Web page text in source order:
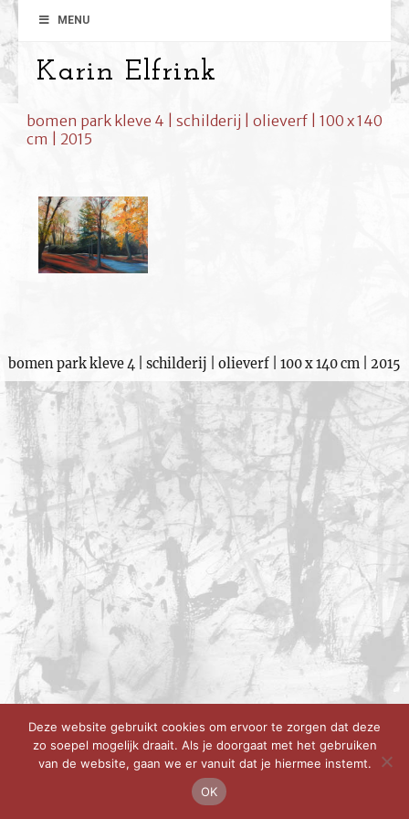
MENU
Karin Elfrink
bomen park kleve 4 | schilderij | olieverf | 100 x 140
cm | 2015
bomen park kleve 4 | schilderij | olieverf | 100 x 140 cm | 2015
Deze website gebruikt cookies om ervoor te zorgen dat deze
zo soepel mogelijk draait. Als je doorgaat met het gebruiken
van de website, gaan we er vanuit dat je hiermee instemt.
OK